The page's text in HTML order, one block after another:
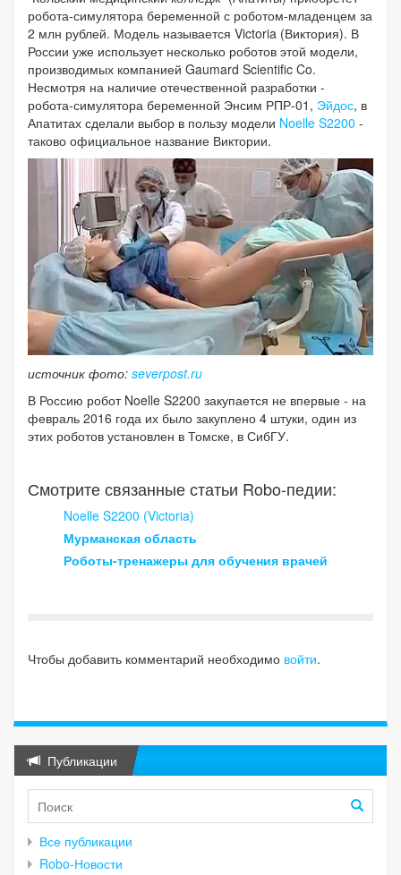
робота-симулятора беременной с роботом-младенцем за
2 млн рублей. Модель называется Victoria (Виктория). В
России уже использует несколько роботов этой модели,
производимых компанией Gaumard Scientific Co.
Несмотря на наличие отечественной разработки -
робота-симулятора беременной Энсим РПР-01, Эйдос, в
Апатитах сделали выбор в пользу модели Noelle S2200 -
таково официальное название Виктории.
источник фото: severpost.ru
В Россию робот Noelle S2200 закупается не впервые - на
февраль 2016 года их было закуплено 4 штуки, один из
этих роботов установлен в Томске, в СибГУ.
Смотрите связанные статьи Robo-педии:
Noelle S2200 (Victoria)
Мурманская область
Роботы-тренажеры для обучения врачей
Чтобы добавить комментарий необходимо войти.
Публикации
Все публикации
Robo-Новости